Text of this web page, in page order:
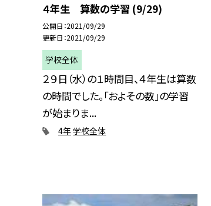
４年生 算数の学習 (9/29)
公開日 2021/09/29
更新日 2021/09/29
学校全体
２９日（水）の１時間目、４年生は算数
の時間でした。「およその数」の学習
が始まりま...
4年学校全体